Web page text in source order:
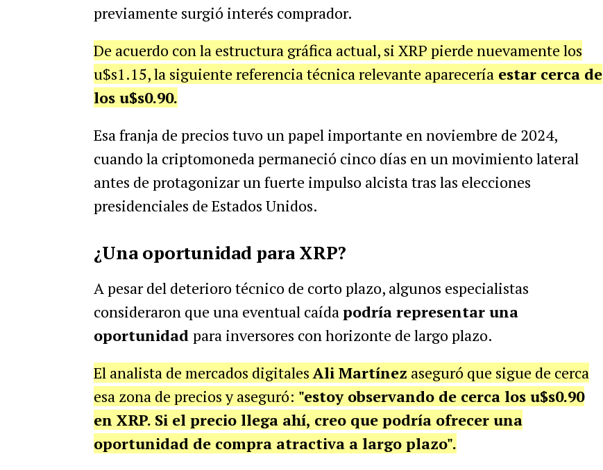
previamente surgió interés comprador.
De acuerdo con la estructura gráfica actual, si XRP pierde nuevamente los
u$s1.15, la siguiente referencia técnica relevante apareceríaestar cerca de
los u$s0.90.
Esa franja de precios tuvo un papel importante en noviembre de 2024,
cuando la criptomoneda permaneció cinco días en un movimiento lateral
antes de protagonizar un fuerte impulso alcista tras las elecciones
presidenciales de Estados Unidos.
¿Una oportunidad para XRP?
A pesar del deterioro técnico de corto plazo, algunos especialistas
consideraron que una eventual caídapodría representar una
oportunidad para inversores con horizonte de largo plazo.
El analista de mercados digitalesAli Martínez aseguró que sigue de cerca
esa zona de precios y aseguró: "estoy observando de cerca los u$s0.90
en XRP. Si el precio llega ahí, creo que podría ofrecer una
oportunidad de compra atractiva a largo plazo".